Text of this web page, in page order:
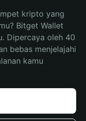
kripto yang
Bitget Wallet
Dipercaya oleh 40
bebas menjelajahi
kamu